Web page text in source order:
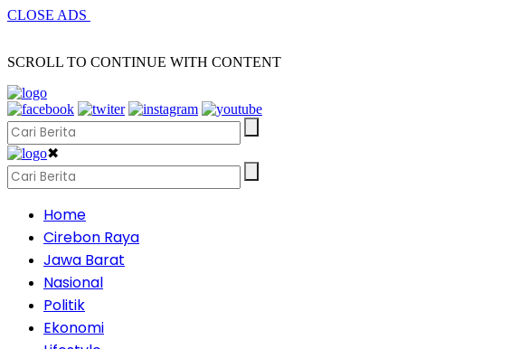
CLOSE ADS
SCROLL TO CONTINUE WITH CONTENT
✖
Home
Cirebon Raya
Jawa Barat
Nasional
Politik
Ekonomi